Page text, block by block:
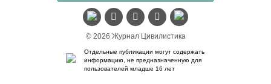
© 2026 Журнал Цивилистика
Отдельные публикации могут содержать
информацию, не предназначенную для
пользователей младше 16 лет